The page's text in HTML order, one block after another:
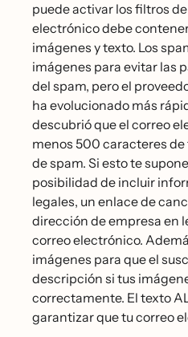
puede activar los filtros
electrónico debe
imágenes y texto. Los
imágenes para evitar las
del spam, pero el
ha evolucionado más
descubrió que el correo
menos 500 caracteres
de spam. Si esto te
posibilidad de incluir
legales, un enlace de
dirección de empresa en
correo electrónico.
imágenes para que el
descripción si tus
correctamente. El texto
garantizar que tu correo